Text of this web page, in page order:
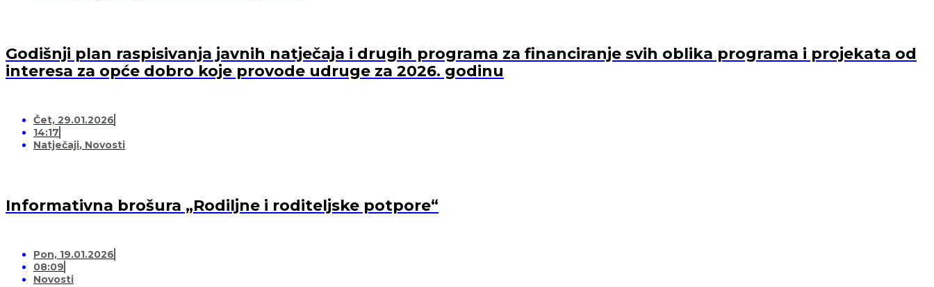
Godišnji plan raspisivanja javnih natječaja i drugih programa za financiranje svih oblika programa i projekata od
interesa za opće dobro koje provode udruge za 2026. godinu
Čet, 29.01.2026
14:17
Natječaji, Novosti
Informativna brošura „Rodiljne i roditeljske potpore“
Pon, 19.01.2026
08:09
Novosti